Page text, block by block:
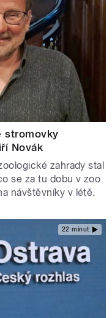
stromovky
Novák
zahrady stal
se za tu dobu v zoo
návštěvníky v létě.
22 minut